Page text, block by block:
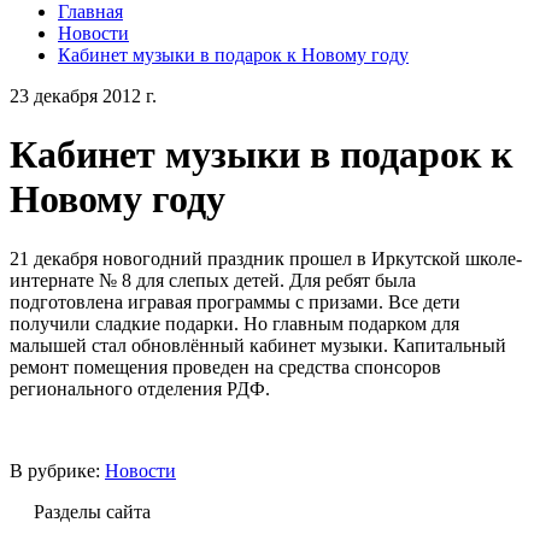
Главная
Новости
Кабинет музыки в подарок к Новому году
23 декабря 2012 г.
Кабинет музыки в подарок к
Новому году
21 декабря новогодний праздник прошел в Иркутской школе-
интернате № 8 для слепых детей. Для ребят была
подготовлена игравая программы с призами. Все дети
получили сладкие подарки. Но главным подарком для
малышей стал обновлённый кабинет музыки. Капитальный
ремонт помещения проведен на средства спонсоров
регионального отделения РДФ.
В рубрике: Новости
Разделы сайта